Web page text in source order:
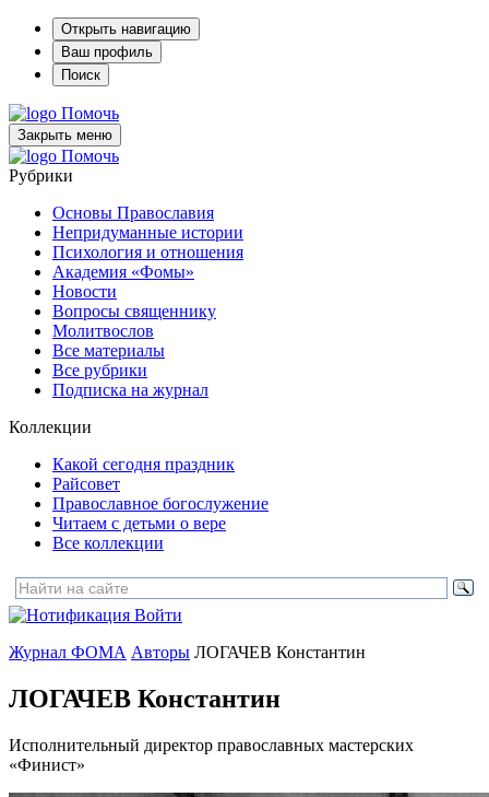
Открыть навигацию
Ваш профиль
Поиск
Помочь
Закрыть меню
Помочь
Рубрики
Основы Православия
Непридуманные истории
Психология и отношения
Академия «Фомы»
Новости
Вопросы священнику
Молитвослов
Все материалы
Все рубрики
Подписка на журнал
Коллекции
Какой сегодня праздник
Райсовет
Православное богослужение
Читаем с детьми о вере
Все коллекции
Войти
Журнал ФОМА Авторы ЛОГАЧЕВ Константин
ЛОГАЧЕВ Константин
Исполнительный директор православных мастерских
«Финист»